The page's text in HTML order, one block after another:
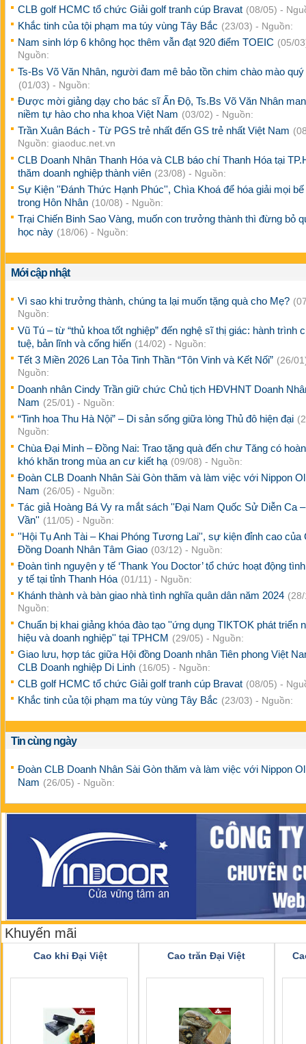
CLB golf HCMC tổ chức Giải golf tranh cúp Bravat (08/05) -
Khắc tinh của tội phạm ma túy vùng Tây Bắc (23/03) - Nguồn:
Nam sinh lớp 6 không học thêm vẫn đạt 920 điểm TOEIC (05/
Nguồn:
Ts-Bs Võ Văn Nhân, người đam mê bảo tồn chim chào mào
(01/03) - Nguồn:
Được mời giảng dạy cho bác sĩ Ấn Độ, Ts.Bs Võ Văn Nhân
niềm tự hào cho nha khoa Việt Nam (03/02) - Nguồn:
Trần Xuân Bách - Từ PGS trẻ nhất đến GS trẻ nhất Việt Nam
Nguồn: giaoduc.net.vn
CLB Doanh Nhân Thanh Hóa và CLB báo chí Thanh Hóa tại
thăm doanh nghiệp thành viên (23/08) - Nguồn:
Sự Kiện ''Đánh Thức Hạnh Phúc'', Chìa Khoá để hóa giải mọi
trong Hôn Nhân (10/08) - Nguồn:
Trại Chiến Binh Sao Vàng, muốn con trưởng thành thì đừng bỏ
học này (18/06) - Nguồn:
Mới cập nhật
Vì sao khi trưởng thành, chúng ta lại muốn tặng quà cho Mẹ?
Nguồn:
Vũ Tú – từ “thủ khoa tốt nghiệp” đến nghệ sĩ thị giác: hành trình
tuệ, bản lĩnh và cống hiến (14/02) - Nguồn:
Tết 3 Miền 2026 Lan Tỏa Tinh Thần “Tôn Vinh và Kết Nối” (26/
Nguồn:
Doanh nhân Cindy Trần giữ chức Chủ tịch HĐVHNT Doanh
Nam (25/01) - Nguồn:
“Tinh hoa Thu Hà Nội” – Di sản sống giữa lòng Thủ đô hiện đại
Nguồn:
Chùa Đại Minh – Đồng Nai: Trao tặng quà đến chư Tăng có
khó khăn trong mùa an cư kiết hạ (09/08) - Nguồn:
Đoàn CLB Doanh Nhân Sài Gòn thăm và làm việc với Nippon
Nam (26/05) - Nguồn:
Tác giả Hoàng Bá Vy ra mắt sách ''Đại Nam Quốc Sử Diễn Ca
Vần'' (11/05) - Nguồn:
''Hội Tụ Anh Tài – Khai Phóng Tương Lai'', sự kiện đỉnh cao của
Đồng Doanh Nhân Tâm Giao (03/12) - Nguồn:
Đoàn tình nguyện y tế ‘Thank You Doctor’ tổ chức hoạt động
y tế tại tỉnh Thanh Hóa (01/11) - Nguồn:
Khánh thành và bàn giao nhà tình nghĩa quân dân năm 2024
Nguồn:
Chuẩn bị khai giảng khóa đào tạo ''ứng dụng TIKTOK phát triển
hiệu và doanh nghiệp'' tại TPHCM (29/05) - Nguồn:
Giao lưu, hợp tác giữa Hội đồng Doanh nhân Tiên phong Việt
CLB Doanh nghiệp Di Linh (16/05) - Nguồn:
CLB golf HCMC tổ chức Giải golf tranh cúp Bravat (08/05) -
Khắc tinh của tội phạm ma túy vùng Tây Bắc (23/03) - Nguồn:
Tin cùng ngày
Đoàn CLB Doanh Nhân Sài Gòn thăm và làm việc với Nippon
Nam (26/05) - Nguồn:
Khuyến mãi
Cao khỉ Đại Việt Cao trăn Đại Việt